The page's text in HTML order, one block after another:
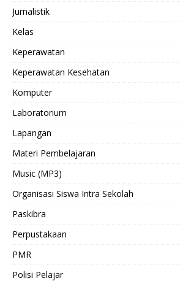
Jurnalistik
Kelas
Keperawatan
Keperawatan Kesehatan
Komputer
Laboratorium
Lapangan
Materi Pembelajaran
Music (MP3)
Organisasi Siswa Intra Sekolah
Paskibra
Perpustakaan
PMR
Polisi Pelajar